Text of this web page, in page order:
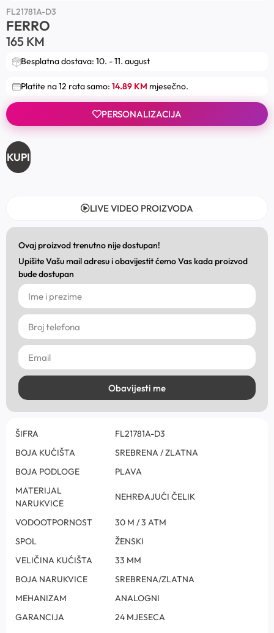
FL21781A-D3
FERRO
165 KM
Besplatna dostava: 10. - 11. august
Platite na 12 rata samo: 14.89 KM mjesečno.
PERSONALIZACIJA
KUPI
LIVE VIDEO PROIZVODA
Ovaj proizvod trenutno nije dostupan!
Upišite Vašu mail adresu i obavijestit ćemo Vas kada proizvod
bude dostupan
Obavijesti me
ŠIFRA
FL21781A-D3
BOJA KUĆIŠTA
SREBRENA / ZLATNA
BOJA PODLOGE
PLAVA
MATERIJAL
NARUKVICE
NEHRĐAJUĆI ČELIK
VODOOTPORNOST
30 M / 3 ATM
SPOL
ŽENSKI
VELIČINA KUĆIŠTA
33 MM
BOJA NARUKVICE
SREBRENA/ZLATNA
MEHANIZAM
ANALOGNI
GARANCIJA
24 MJESECA